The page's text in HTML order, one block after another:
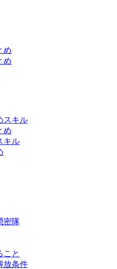
め
め
スキル
め
キル
密隊
こと
放条件